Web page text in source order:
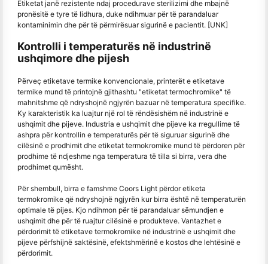
Etiketat janë rezistente ndaj procedurave sterilizimi dhe mbajnë
pronësitë e tyre të lidhura, duke ndihmuar për të parandaluar
kontaminimin dhe për të përmirësuar sigurinë e pacientit. [UNK]
Kontrolli i temperaturës në industrinë
ushqimore dhe pijesh
Përveç etiketave termike konvencionale, printerët e etiketave
termike mund të printojnë gjithashtu "etiketat termochromike" të
mahnitshme që ndryshojnë ngjyrën bazuar në temperatura specifike.
Ky karakteristik ka luajtur një rol të rëndësishëm në industrinë e
ushqimit dhe pijeve. Industria e ushqimit dhe pijeve ka rregullime të
ashpra për kontrollin e temperaturës për të siguruar sigurinë dhe
cilësinë e prodhimit dhe etiketat termokromike mund të përdoren për
prodhime të ndjeshme nga temperatura të tilla si birra, vera dhe
prodhimet qumësht.
Për shembull, birra e famshme Coors Light përdor etiketa
termokromike që ndryshojnë ngjyrën kur birra është në temperaturën
optimale të pijes. Kjo ndihmon për të parandaluar sëmundjen e
ushqimit dhe për të ruajtur cilësinë e produkteve. Vantazhet e
përdorimit të etiketave termokromike në industrinë e ushqimit dhe
pijeve përfshijnë saktësinë, efektshmërinë e kostos dhe lehtësinë e
përdorimit.